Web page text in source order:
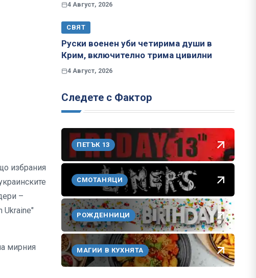
избрания
–
мирния
4 Август, 2026
СВЯТ
Руски военен уби четирима души в
Крим, включително трима цивилни
4 Август, 2026
Следете с Фактор
ПЕТЪК 13
СМОТАНЯЦИ
РОЖДЕННИЦИ
МАГИИ В КУХНЯТА